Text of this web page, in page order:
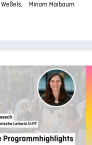
Miriam Maibaum